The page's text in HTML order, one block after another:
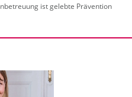
ist ge­leb­te Prä­ven­ti­on